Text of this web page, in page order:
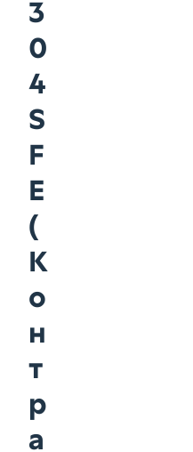
3
0
4
S
F
E
(
К
о
н
т
р
а